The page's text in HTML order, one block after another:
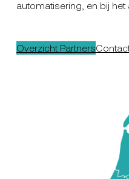
automatisering, en bij het
Overzicht Partners